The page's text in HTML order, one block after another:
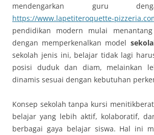
mendengarkan guru
https://www.lapetiteroquette-
pendidikan modern mulai
dengan memperkenalkan model
sekolah jenis ini, belajar tidak lagi
posisi duduk dan diam, melainkan
dinamis sesuai dengan kebutuhan
Konsep sekolah tanpa kursi
belajar yang lebih aktif, kolaboratif,
berbagai gaya belajar siswa. Hal ini